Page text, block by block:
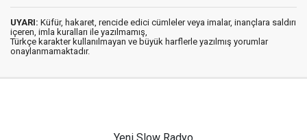
UYARI: Küfür, hakaret, rencide edici cümleler veya imalar, inançlara saldırı
içeren, imla kuralları ile yazılmamış,
Türkçe karakter kullanılmayan ve büyük harflerle yazılmış yorumlar
onaylanmamaktadır.